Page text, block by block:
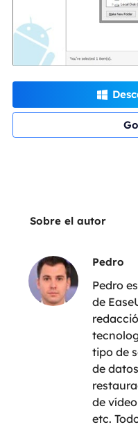

Sobre el autor
Pedro
Pedro
de
tipo de
de
de
etc.